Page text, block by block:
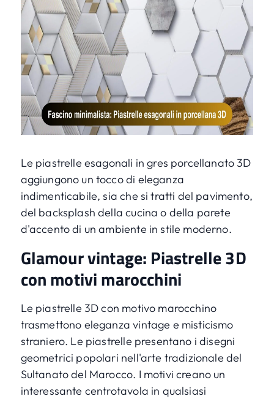
Le piastrelle esagonali in gres porcellanato 3D
aggiungono un tocco di eleganza
indimenticabile, sia che si tratti del pavimento,
del backsplash della cucina o della parete
d'accento di un ambiente in stile moderno.
Glamour vintage: Piastrelle 3D
con motivi marocchini
Le piastrelle 3D con motivo marocchino
trasmettono eleganza vintage e misticismo
straniero. Le piastrelle presentano i disegni
geometrici popolari nell'arte tradizionale del
Sultanato del Marocco. I motivi creano un
interessante centrotavola in qualsiasi